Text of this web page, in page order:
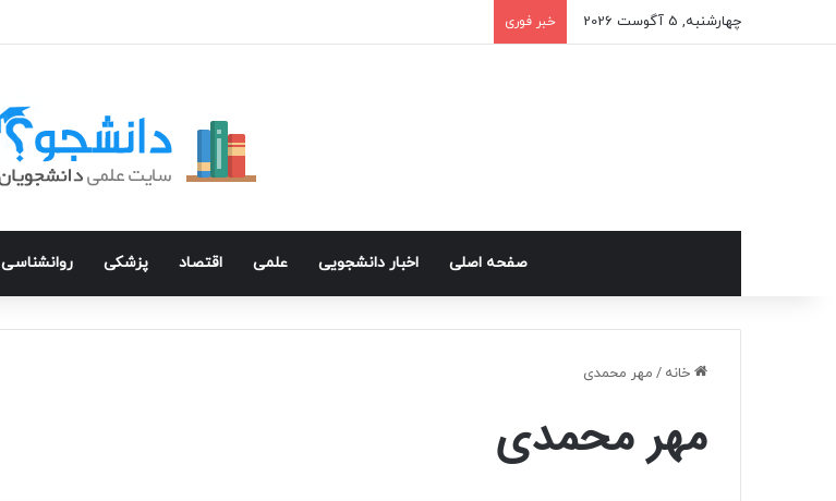
چهارشنبه, 5 آگوست 2026 خبر فوری
صفحه اصلی اخبار دانشجویی علمی اقتصاد پزشکی روانشناسی
خانه / مهر محمدی
مهر محمدی